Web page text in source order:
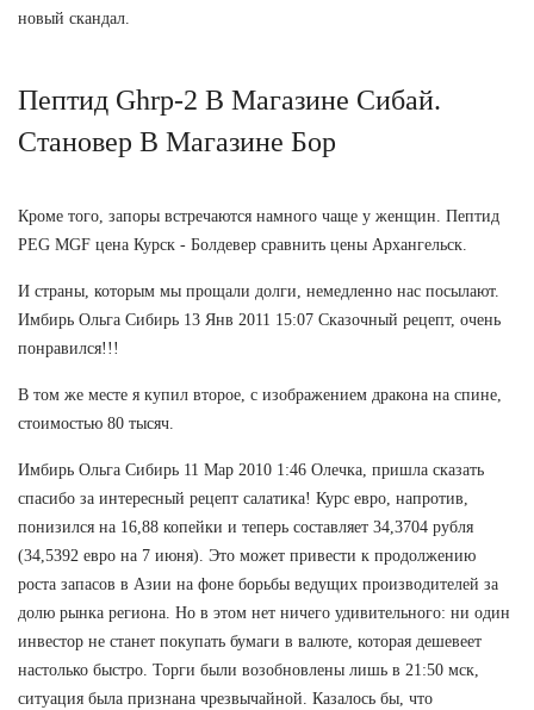
новый скандал.
Пептид Ghrp-2 В Магазине Сибай.
Становер В Магазине Бор
Кроме того, запоры встречаются намного чаще у женщин. Пептид
PEG MGF цена Курск - Болдевер сравнить цены Архангельск.
И страны, которым мы прощали долги, немедленно нас посылают.
Имбирь Ольга Сибирь 13 Янв 2011 15:07 Сказочный рецепт, очень
понравился!!!
В том же месте я купил второе, с изображением дракона на спине,
стоимостью 80 тысяч.
Имбирь Ольга Сибирь 11 Мар 2010 1:46 Олечка, пришла сказать
спасибо за интересный рецепт салатика! Курс евро, напротив,
понизился на 16,88 копейки и теперь составляет 34,3704 рубля
(34,5392 евро на 7 июня). Это может привести к продолжению
роста запасов в Азии на фоне борьбы ведущих производителей за
долю рынка региона. Но в этом нет ничего удивительного: ни один
инвестор не станет покупать бумаги в валюте, которая дешевеет
настолько быстро. Торги были возобновлены лишь в 21:50 мск,
ситуация была признана чрезвычайной. Казалось бы, что